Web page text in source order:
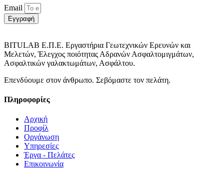
Email
Εγγραφή
BITULAB Ε.Π.Ε. Εργαστήρια Γεωτεχνικών Ερευνών και
Μελετών, Έλεγχος ποιότητας Αδρανών Ασφαλτομιγμάτων,
Ασφαλτικών γαλακτωμάτων, Ασφάλτου.
Επενδύουμε στον άνθρωπο. Σεβόμαστε τον πελάτη.
Πληροφορίες
Αρχική
Προφίλ
Οργάνωση
Υπηρεσίες
Έργα - Πελάτες
Επικοινωνία